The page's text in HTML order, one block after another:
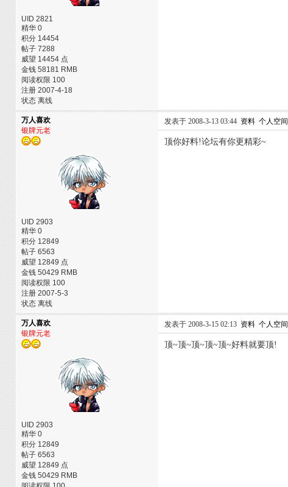
UID 2821
精华 0
积分 14454
帖子 7288
威望 14454 点
金钱 58181 RMB
阅读权限 100
注册 2007-4-18
状态 离线
万人喜欢
银牌元老
UID 2903
精华 0
积分 12849
帖子 6563
威望 12849 点
金钱 50429 RMB
阅读权限 100
注册 2007-5-3
状态 离线
发表于 2008-3-13 03:44 资料 个人空间
顶你好料!论坛有你更精彩~
万人喜欢
银牌元老
UID 2903
精华 0
积分 12849
帖子 6563
威望 12849 点
金钱 50429 RMB
发表于 2008-3-15 02:13 资料 个人空间
顶~顶~顶~顶~顶~好料就要顶!